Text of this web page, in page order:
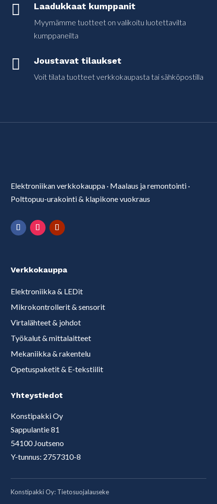
 Laadukkaat kumppanit
Myymämme tuotteet on valikoitu luotettavilta
kumppaneilta
 Joustavat tilaukset
Voit tilata tuotteet verkkokaupasta tai sähköpostilla
Elektroniikan verkkokauppa · Maalaus ja remontointi ·
Polttopuu-urakointi & klapikone vuokraus
Verkkokauppa
Elektroniikka & LEDit
Mikrokontrollerit & sensorit
Virtalähteet & johdot
Työkalut & mittalaitteet
Mekaniikka & rakentelu
Opetuspaketit & E-tekstiilit
Yhteystiedot
Konstipakki Oy
Sappulantie 81
54100 Joutseno
Y-tunnus: 2757310-8
Konstipakki Oy: Tietosuojalauseke